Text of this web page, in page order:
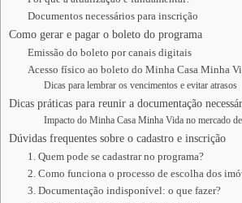
Documentos necessários para inscrição
Como gerar e pagar o boleto do programa
Emissão do boleto por canais digitais
Acesso físico ao boleto do Minha Casa Minha
Dicas para lembrar os vencimentos e evitar atrasos
Dicas práticas para reunir a documentação
Impacto do Minha Casa Minha Vida no mercado
Dúvidas frequentes sobre o cadastro e inscrição
1. Quem pode se cadastrar no programa?
2. Como funciona o processo de escolha dos
3. Documentação indisponível: o que fazer?